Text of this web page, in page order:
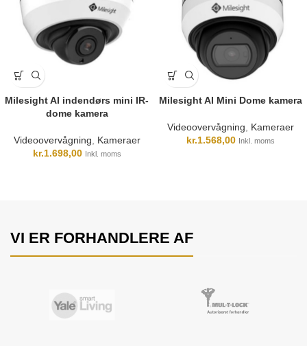
Milesight AI indendørs mini IR-
dome kamera
Videoovervågning
Kameraer
kr.1.698,00 Inkl. moms
Milesight AI Mini Dome kamera
Videoovervågning
Kameraer
kr.1.568,00 Inkl. moms
VI ER FORHANDLERE AF